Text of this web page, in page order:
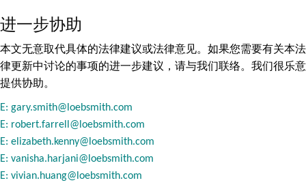
进一步协助
本文无意取代具体的法律建议或法律意见。如果您需要有关本法
律更新中讨论的事项的进一步建议，请与我们联络。我们很乐意
提供协助。
E: gary.smith@loebsmith.com
E: robert.farrell@loebsmith.com
E: elizabeth.kenny@loebsmith.com
E: vanisha.harjani@loebsmith.com
E: vivian.huang@loebsmith.com